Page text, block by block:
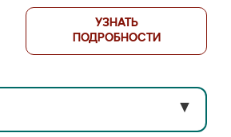
УЗНАТЬ
ПОДРОБНОСТИ
▼